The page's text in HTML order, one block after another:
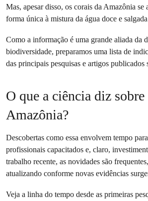
Mas, apesar disso, os corais da Amazônia se
forma única à mistura da água doce e
Como a informação é uma grande aliada da
biodiversidade, preparamos uma lista de
das principais pesquisas e artigos publicados
O que a ciência diz sobre
Amazônia?
Descobertas como essa envolvem tempo
profissionais capacitados e, claro,
trabalho recente, as novidades são
atualizando conforme novas evidências
Veja a linha do tempo desde as primeiras